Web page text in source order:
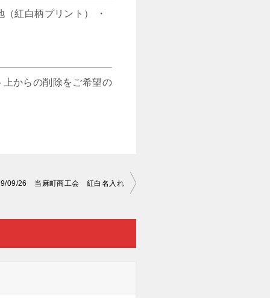
白柄プリント） ・
からの削除をご希望の
09/26 当麻町商工会 紅白名入れ